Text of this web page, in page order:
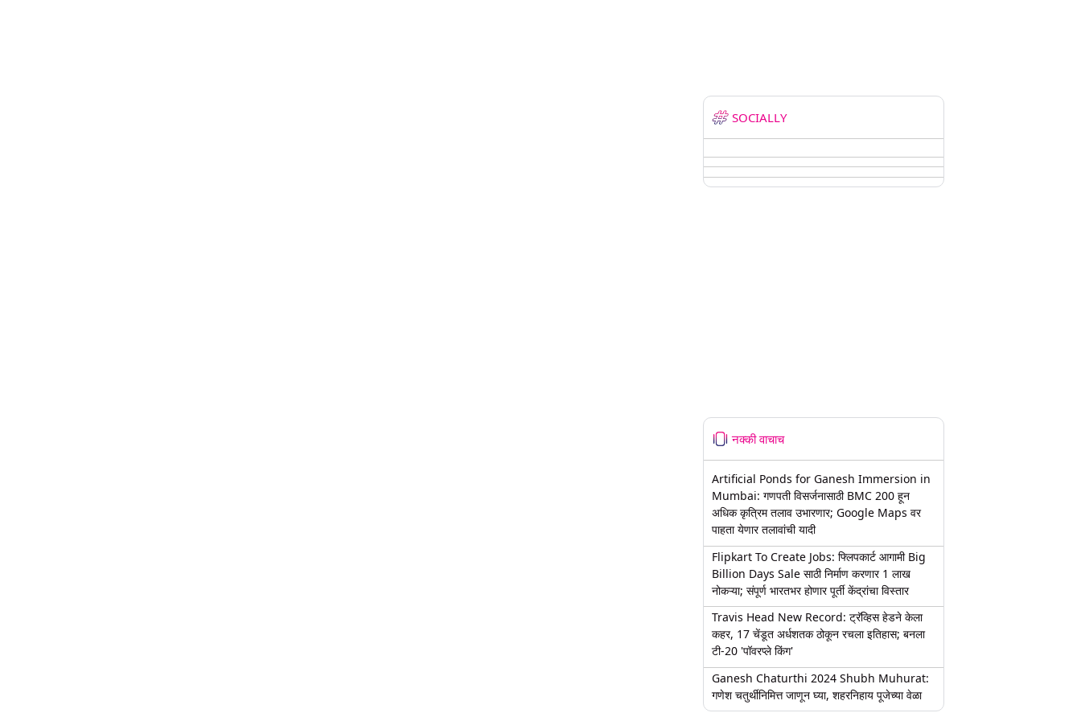
SOCIALLY
नक्की वाचाच
Artificial Ponds for Ganesh Immersion in
Mumbai: गणपती विसर्जनासाठी BMC 200 हून
अधिक कृत्रिम तलाव उभारणार; Google Maps वर
पाहता येणार तलावांची यादी
Flipkart To Create Jobs: फ्लिपकार्ट आगामी Big
Billion Days Sale साठी निर्माण करणार 1 लाख
नोकऱ्या; संपूर्ण भारतभर होणार पूर्ती केंद्रांचा विस्तार
Travis Head New Record: ट्रॅव्हिस हेडने केला
कहर, 17 चेंडूत अर्धशतक ठोकून रचला इतिहास; बनला
टी-20 'पॉवरप्ले किंग'
Ganesh Chaturthi 2024 Shubh Muhurat:
गणेश चतुर्थीनिमित्त जाणून घ्या, शहरनिहाय पूजेच्या वेळा